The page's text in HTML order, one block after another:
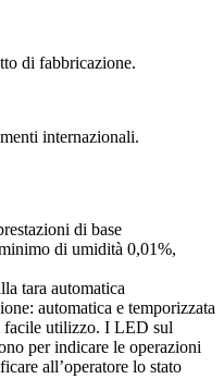
di fabbricazione.
internazionali.
di base
di umidità 0,01%,
tara automatica
automatica e temporizzata
utilizzo. I LED sul
per indicare le operazioni
all’operatore lo stato